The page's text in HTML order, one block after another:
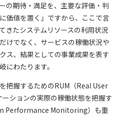
の期待・満足を、主要な評価・判
価値を置く」ですから、ここで言
きたシステムリソースの利用状況
けでなく、サービスの稼働状況や
ス、結果としての事業成果を表す
にわたります。
把握するためのRUM（Real User
ションの実際の稼働状態を把握す
Performance Monitoring）も重